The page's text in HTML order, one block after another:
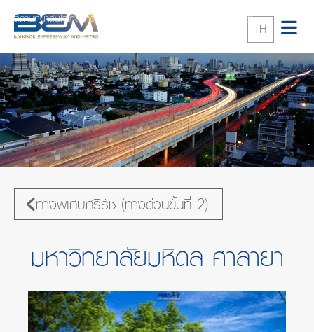
TH
สถานที่น่าสนใจใกล้ทางพิเศษ
ทางพิเศษศรีรัช (ทางด่วนขั้นที่ 2)
มหาวิทยาลัยมหิดล ศาลายา
ทางพิเศษศรีรัช (ทางด่วนขั้นที่ 2)
มหาวิทยาลัยมหิดล ศาลายา